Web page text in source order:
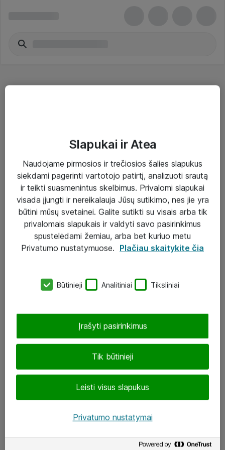
Sprendimai ir paslaugos
Paslaugos
Sprendimai
Įgyvendinti projektai
Atea ekspertų patarimai verslui
UAB „ATEA“
J. Rutkausko g. 6, Vilnius
Atea kontaktai
Aplankykite mus
Slapukai ir Atea
Naudojame pirmosios ir trečiosios šalies slapukus
siekdami pagerinti vartotojo patirtį, analizuoti srautą
ir teikti suasmenintus skelbimus. Privalomi slapukai
visada įjungti ir nereikalauja Jūsų sutikimo, nes jie yra
būtini mūsų svetainei. Galite sutikti su visais arba tik
privalomais slapukais ir valdyti savo pasirinkimus
spustelėdami žemiau, arba bet kuriuo metu
Privatumo nustatymuose. Plačiau skaitykite čia
Būtinieji Analitiniai Tiksliniai
Tik būtinieji
Leisti visus slapukus
Įrašyti pasirinkimus
Privatumo nustatymai